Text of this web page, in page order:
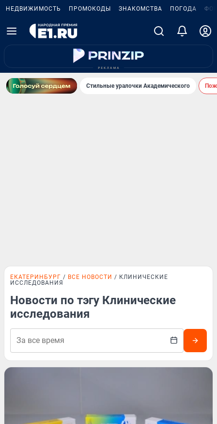
НЕДВИЖИМОСТЬ ПРОМОКОДЫ ЗНАКОМСТВА ПОГОДА
Стильные уралочки Академического
ЕКАТЕРИНБУРГ ВСЕ НОВОСТИ
КЛИНИЧЕСКИЕ
ИССЛЕДОВАНИЯ
Новости по тэгу Клинические
исследования